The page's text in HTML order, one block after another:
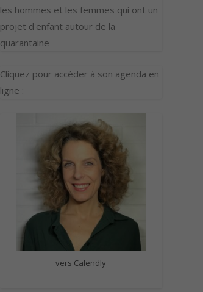
les hommes et les femmes qui ont un
projet d'enfant autour de la
quarantaine
Cliquez pour accéder à son agenda en
ligne :
vers Calendly